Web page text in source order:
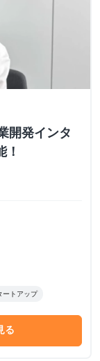
開発インタ
！
ートアップ
る